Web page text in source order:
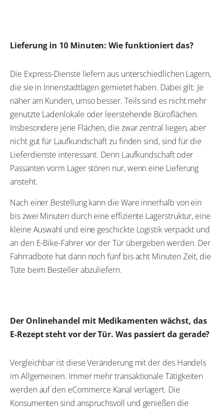
Lieferung in 10 Minuten: Wie funktioniert das?
Die Express-Dienste liefern aus unterschiedlichen Lagern,
die sie in Innenstadtlagen gemietet haben. Dabei gilt: Je
näher am Kunden, umso besser. Teils sind es nicht mehr
genutzte Ladenlokale oder leerstehende Büroflächen.
Insbesondere jene Flächen, die zwar zentral liegen, aber
nicht gut für Laufkundschaft zu finden sind, sind für die
Lieferdienste interessant. Denn Laufkundschaft oder
Passanten vorm Lager stören nur, wenn eine Lieferung
ansteht.
Nach einer Bestellung kann die Ware innerhalb von ein
bis zwei Minuten durch eine effiziente Lagerstruktur, eine
kleine Auswahl und eine geschickte Logistik verpackt und
an den E-Bike-Fahrer vor der Tür übergeben werden. Der
Fahrradbote hat dann noch fünf bis acht Minuten Zeit, die
Tüte beim Besteller abzuliefern.
Der Onlinehandel mit Medikamenten wächst, das
E-Rezept steht vor der Tür. Was passiert da gerade?
Vergleichbar ist diese Veränderung mit der des Handels
im Allgemeinen. Immer mehr transaktionale Tätigkeiten
werden auf den eCommerce Kanal verlagert. Die
Konsumenten sind anspruchsvoll und genießen die